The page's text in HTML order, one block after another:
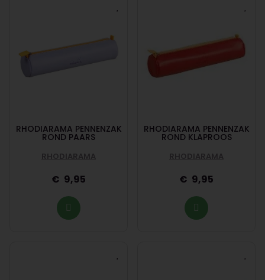
RHODIARAMA PENNENZAK
ROND PAARS
RHODIARAMA
9,95
RHODIARAMA PENNENZAK
ROND KLAPROOS
RHODIARAMA
9,95